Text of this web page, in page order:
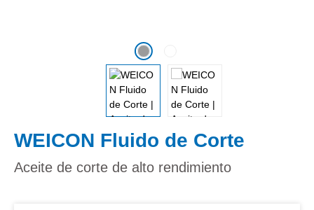
WEICON Fluido de Corte
Aceite de corte de alto rendimiento